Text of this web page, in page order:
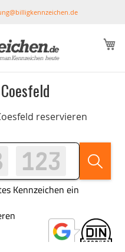
reservieren